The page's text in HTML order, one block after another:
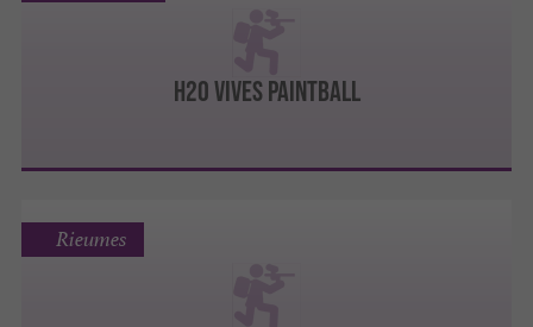
H2O VIVES PAINTBALL
Rieumes